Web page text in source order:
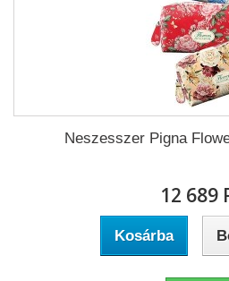
Neszesszer Pigna
12 689
Kosárba